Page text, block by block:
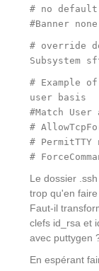
# no default
#Banner none
# override
Subsystem
# Example
user basis
#Match User
#
# PermitTTY
#
Le dossier
trop qu'en
Faut-il
clefs id_rsa et
avec puttygen
En espérant